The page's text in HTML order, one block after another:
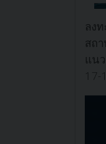
ลง
สถ
แน